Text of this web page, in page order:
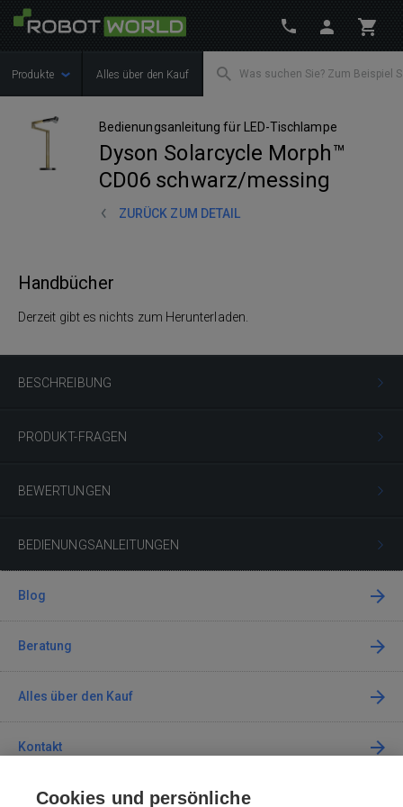
Produkte Alles über den Kauf
Bedienungsanleitung für LED-Tischlampe
Dyson Solarcycle Morph™
CD06 schwarz/messing
ZURÜCK ZUM DETAIL
BESCHREIBUNG
PRODUKT-FRAGEN
BEWERTUNGEN
BEDIENUNGSANLEITUNGEN
Handbücher
Derzeit gibt es nichts zum Herunterladen.
Blog
Beratung
Alles über den Kauf
Kontakt
Cookies und persönliche